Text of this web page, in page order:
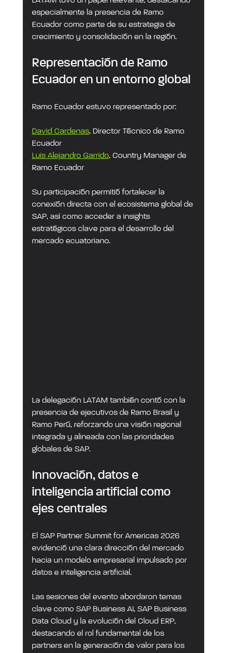
especialmente la presencia de Ramo
Ecuador como parte de su estrategia de
crecimiento y consolidación en la región.
Representación de Ramo
Ecuador en un entorno global
Ramo Ecuador estuvo representado por:
David Cardenas, Director Técnico de Ramo
Ecuador
Luis Alejandro Garrido, Country Manager de
Ramo Ecuador
Su participación permitió fortalecer la
conexión directa con el ecosistema global de
SAP, así como acceder a insights
estratégicos clave para el desarrollo del
mercado ecuatoriano.
La delegación LATAM también contó con la
presencia de ejecutivos de Ramo Brasil y
Ramo Perú, reforzando una visión regional
integrada y alineada con las prioridades
globales de SAP.
Innovación, datos e
inteligencia artificial como
ejes centrales
El SAP Partner Summit for Americas 2026
evidenció una clara dirección del mercado
hacia un modelo empresarial impulsado por
datos e inteligencia artificial.
Las sesiones del evento abordaron temas
clave como SAP Business AI, SAP Business
Data Cloud y la evolución del Cloud ERP,
destacando el rol fundamental de los
partners en la generación de valor para los